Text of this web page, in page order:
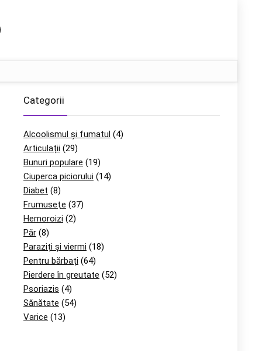
Categorii
Alcoolismul și fumatul (4)
Articulații (29)
Bunuri populare (19)
Ciuperca piciorului (14)
Diabet (8)
Frumuseţe (37)
Hemoroizi (2)
Păr (8)
Paraziți și viermi (18)
Pentru bărbați (64)
Pierdere în greutate (52)
Psoriazis (4)
Sănătate (54)
Varice (13)